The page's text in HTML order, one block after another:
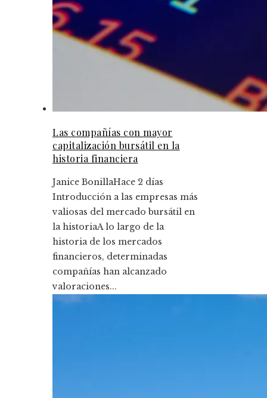
Las compañías con mayor
capitalización bursátil en la
historia financiera
Janice BonillaHace 2 días
Introducción a las empresas más
valiosas del mercado bursátil en
la historiaA lo largo de la
historia de los mercados
financieros, determinadas
compañías han alcanzado
valoraciones...